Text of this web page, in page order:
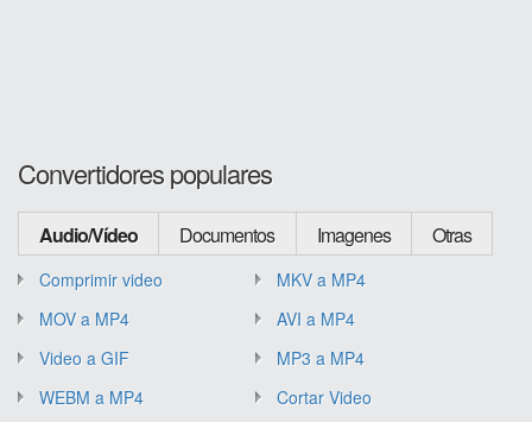
Convertidores populares
Audio/Vídeo Documentos Imagenes Otras
Comprimir video
MKV a MP4
MOV a MP4
AVI a MP4
Video a GIF
MP3 a MP4
WEBM a MP4
Cortar Video